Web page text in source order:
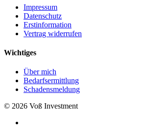
Impressum
Datenschutz
Erstinformation
Vertrag widerrufen
Wichtiges
Über mich
Bedarfsermittlung
Schadensmeldung
© 2026 Voß Investment